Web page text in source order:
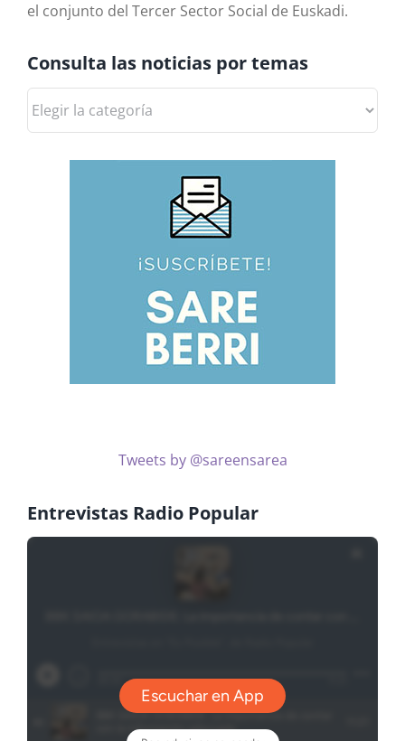
el conjunto del Tercer Sector Social de Euskadi.
Consulta las noticias por temas
las
Tweets by @sareensarea
Entrevistas Radio Popular